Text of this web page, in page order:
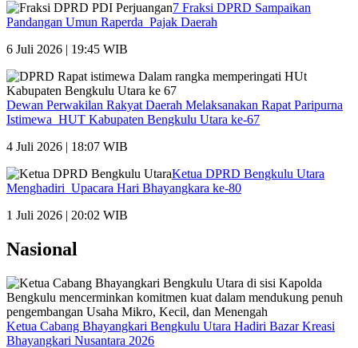
7 Fraksi DPRD Sampaikan
Pandangan Umun Raperda Pajak Daerah
6 Juli 2026 | 19:45 WIB
Dewan Perwakilan Rakyat Daerah Melaksanakan Rapat Paripurna
Istimewa HUT Kabupaten Bengkulu Utara ke-67
4 Juli 2026 | 18:07 WIB
Ketua DPRD Bengkulu Utara
Menghadiri Upacara Hari Bhayangkara ke-80
1 Juli 2026 | 20:02 WIB
Nasional
Ketua Cabang Bhayangkari Bengkulu Utara Hadiri Bazar Kreasi
Bhayangkari Nusantara 2026